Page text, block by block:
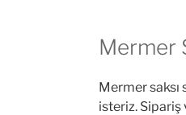
Mermer
Mermer saksı
isteriz. Sipariş